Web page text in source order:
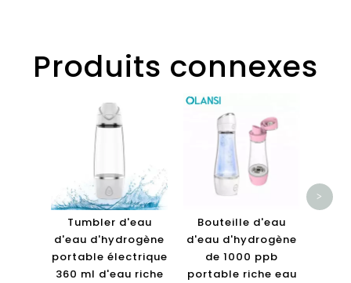
Produits connexes
Tumbler d'eau
d'eau d'hydrogène
portable électrique
360 ​​ml d'eau riche
Bouteille d'eau
d'eau d'hydrogène
de 1000 ppb
portable riche eau
de
>